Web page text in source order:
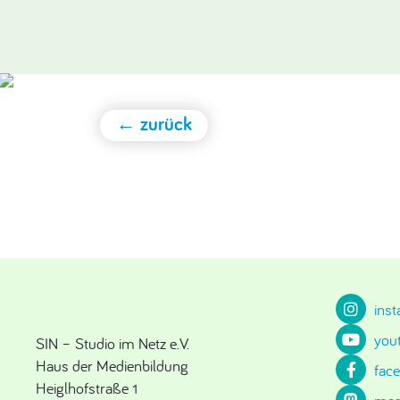
← zurück
SIN – Studio im Netz e.V.
Haus der Medienbildung
Heiglhofstraße 1